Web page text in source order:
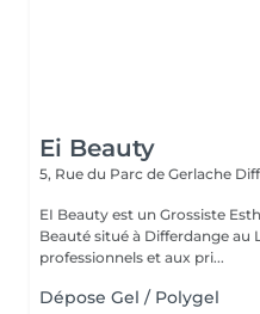
Ei Beauty
5, Rue du Parc de Gerlache
EI Beauty est un Grossiste
Beauté situé à Differdange au
professionnels et aux pri...
Dépose Gel / Polygel